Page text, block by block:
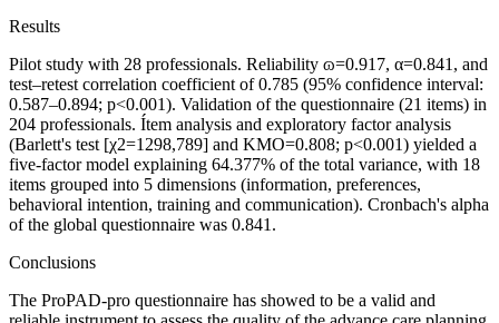
Results
Pilot study with 28 professionals. Reliability ɷ=0.917, α=0.841, and
test–retest correlation coefficient of 0.785 (95% confidence interval:
0.587–0.894; p<0.001). Validation of the questionnaire (21 items) in
204 professionals. Ítem analysis and exploratory factor analysis
(Barlett's test [χ2=1298,789] and KMO=0.808; p<0.001) yielded a
five-factor model explaining 64.377% of the total variance, with 18
items grouped into 5 dimensions (information, preferences,
behavioral intention, training and communication). Cronbach's alpha
of the global questionnaire was 0.841.
Conclusions
The ProPAD-pro questionnaire has showed to be a valid and